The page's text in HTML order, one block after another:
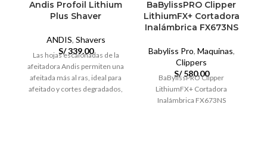
Andis Profoil Lithium
Plus Shaver
ANDIS, Shavers
S/339.00
Las hojas escalonadas de la
afeitadora Andis permiten una
afeitada más al ras, ideal para
afeitado y cortes degradados,
BaBylissPRO Clipper
LithiumFX+ Cortadora
Inalámbrica FX673NS
Babyliss Pro, Maquinas,
Clippers
S/580.00
BaBylissPRO Clipper
LithiumFX+ Cortadora
Inalámbrica FX673NS